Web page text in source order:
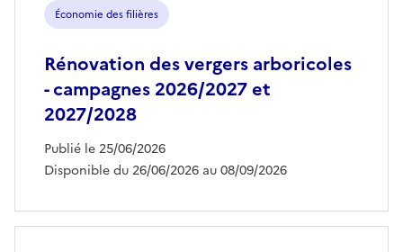
Économie des filières
Rénovation des vergers arboricoles
- campagnes 2026/2027 et
2027/2028
Publié le 25/06/2026
Disponible du 26/06/2026 au 08/09/2026